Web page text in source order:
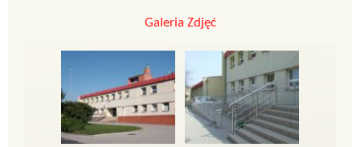
Galeria Zdjęć